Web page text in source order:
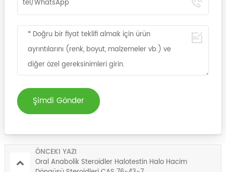
Şimdi Gönder
ÖNCEKI YAZI
Oral Anabolik Steroidler Halotestin Halo Hacim